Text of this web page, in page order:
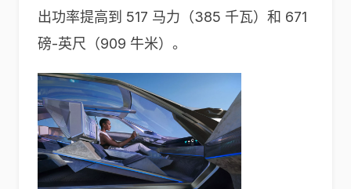
出功率提高到 517 马力（385 千瓦）和 671
磅-英尺（909 牛米）。